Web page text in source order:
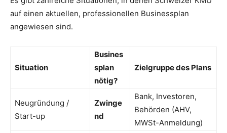
auf einen aktuellen, professionellen Businessplan
angewiesen sind.
Situation
Busines
splan
nötig?
Zielgruppe des Plans
Neugründung /
Start-up
Zwinge
nd
Bank, Investoren,
Behörden (AHV,
MWSt-Anmeldung)